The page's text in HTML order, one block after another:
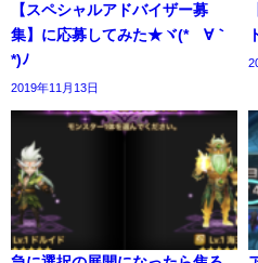
【スペシャルアドバイザー募
集】に応募してみた★ヾ(*´∀｀
*)ﾉ
2019年11月13日